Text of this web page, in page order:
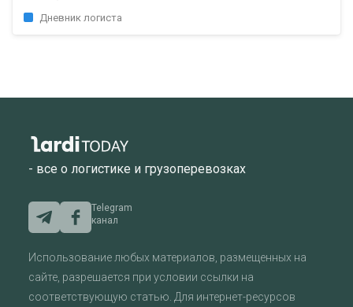
Дневник логиста
- все о логистике и грузоперевозках
Telegram
канал
Использование любых материалов, размещенных на
сайте, разрешается при условии ссылки на
соответствующую статью. Для интернет-ресурсов